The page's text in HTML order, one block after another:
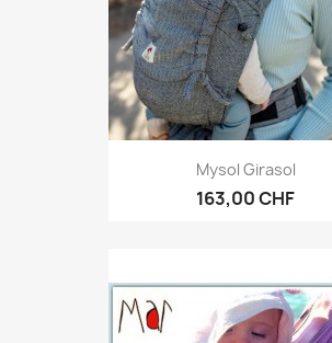
Mysol Girasol
163,00 CHF